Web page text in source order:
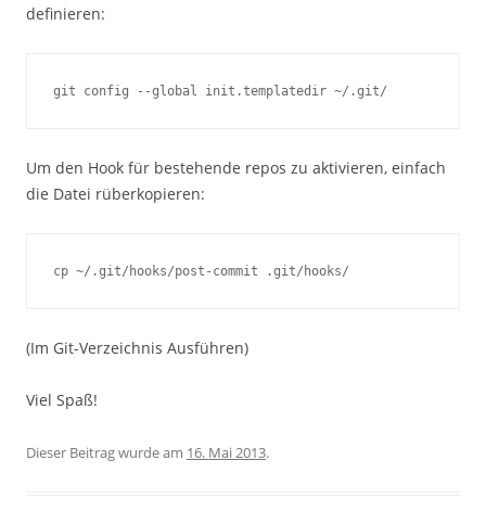
definieren:
git config --global init.templatedir ~/.git/
Um den Hook für bestehende repos zu aktivieren, einfach
die Datei rüberkopieren:
cp ~/.git/hooks/post-commit .git/hooks/
(Im Git-Verzeichnis Ausführen)
Viel Spaß!
Dieser Beitrag wurde am 16. Mai 2013.